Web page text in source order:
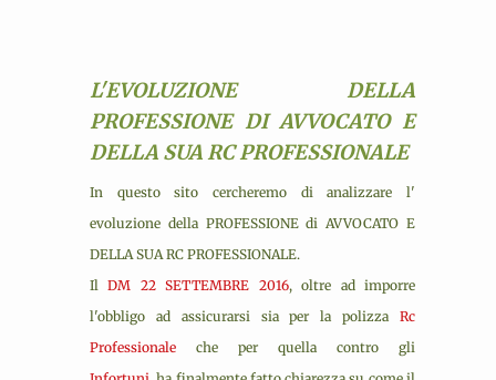
L'EVOLUZIONE DELLA
PROFESSIONE DI AVVOCATO E
DELLA SUA RC PROFESSIONALE
In questo sito cercheremo di analizzare l'
evoluzione della PROFESSIONE di AVVOCATO E
DELLA SUA RC PROFESSIONALE.
IlDM 22 SETTEMBRE 2016, oltre ad imporre
l'obbligo ad assicurarsi sia per la polizza Rc
Professionale che per quella contro gli